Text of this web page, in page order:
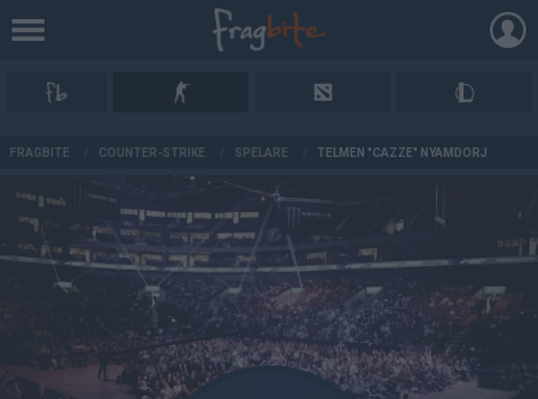
FRAGBITE COUNTER-STRIKE SPELARE TELMEN "CAZZE" NYAMDORJ